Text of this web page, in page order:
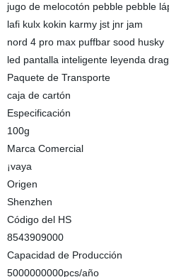
jugo de melocotón pebble pebble
lafi kulx kokin karmy jst jnr jam
nord 4 pro max puffbar sood husky
led pantalla inteligente leyenda
Paquete de Transporte
caja de cartón
Especificación
100g
Marca Comercial
¡vaya
Origen
Shenzhen
Código del HS
8543909000
Capacidad de Producción
5000000000pcs/año